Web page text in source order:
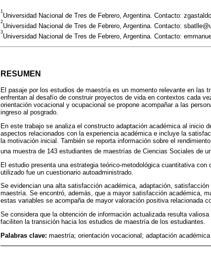
1
Universidad Nacional de Tres de Febrero, Argentina. Contacto:
2
Universidad Nacional de Tres de Febrero, Argentina. Contacto:
3
Universidad Nacional de Tres de Febrero, Argentina. Contacto:
RESUMEN
El pasaje por los estudios de maestría es un momento relevante en las
enfrentan al desafío de construir proyectos de vida en contextos cada
orientación vocacional y ocupacional se propone acompañar a las
ingreso al posgrado.
En este trabajo se analiza el constructo adaptación académica al inicio
aspectos relacionados con la experiencia académica e incluye la
la motivación inicial. También se reporta información sobre el
una muestra de 143 estudiantes de maestrías de Ciencias Sociales de
El estudio presenta una estrategia teórico-metodológica cuantitativa
utilizado fue un cuestionario autoadministrado.
Se evidencian una alta satisfacción académica, adaptación,
maestría. Se encontró, además, que a mayor satisfacción académica,
estas variables se acompaña de mayor valoración positiva relacionada
Se considera que la obtención de información actualizada resulta
faciliten la transición hacia los estudios de maestría de los estudiantes.
Palabras clave: maestría; orientación vocacional; adaptación académica